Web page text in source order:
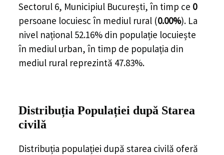
Sectorul 6, Municipiul București, în timp ce 0
persoane locuiesc în mediul rural (0.00%). La
nivel național 52.16% din populație locuiește
în mediul urban, în timp de populația din
mediul rural reprezintă 47.83%.
Distribuția Populației după Starea
civilă
Distribuția populației după starea civilă oferă